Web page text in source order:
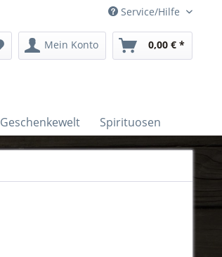
Service/Hilfe
Mein Konto 0,00 € *
Geschenkewelt Spirituosen